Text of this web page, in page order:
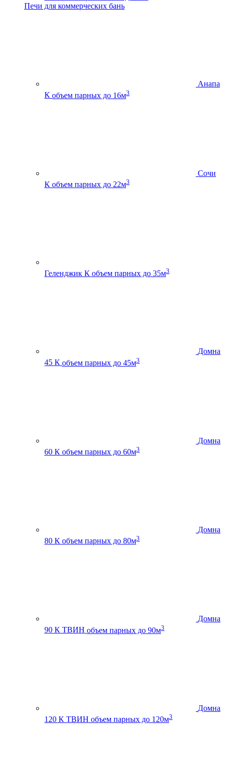
Печи для коммерческих бань
Анапа
К объем парных до 16м3
Сочи
К объем парных до 22м3
Геленджик К объем парных до 35м3
Домна
45 К объем парных до 45м3
Домна
60 К объем парных до 60м3
Домна
80 К объем парных до 80м3
Домна
90 К ТВИН объем парных до 90м3
Домна
120 К ТВИН объем парных до 120м3